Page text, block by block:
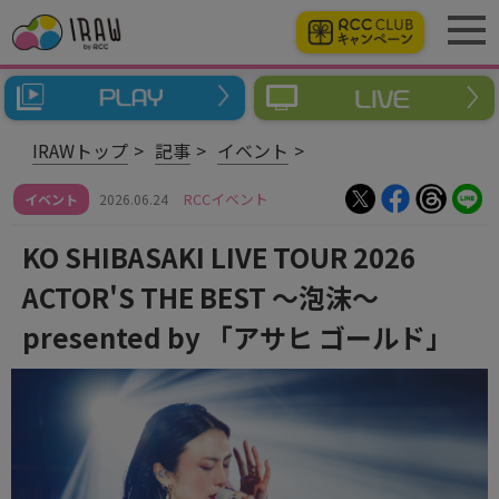
IRAWトップ 記事 イベント
イベント 2026.06.24 RCCイベント
KO SHIBASAKI LIVE TOUR 2026
ACTOR'S THE BEST 〜泡沫〜
presented by 「アサヒ ゴールド」